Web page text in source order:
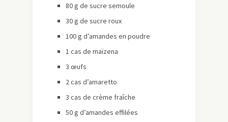
80 g de sucre semoule
30 g de sucre roux
100 g d’amandes en poudre
1 cas de maïzena
3 œufs
2 cas d’amaretto
3 cas de crème fraîche
50 g d’amandes effilées